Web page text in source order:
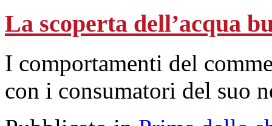
La scoperta dell’acqua
I comportamenti del
con i consumatori del suo